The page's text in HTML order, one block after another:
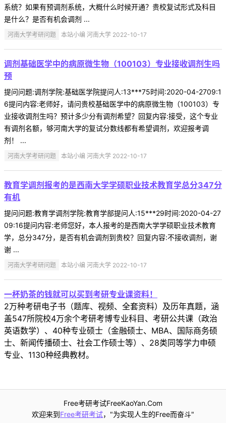
系统？如果有预调剂系统，大概什么时候开通？贵校复试形式及科目
是什么？是否有机会调剂 ...
河南大学考研问题 本站小编 河南大学 2022-10-17
调剂基础医学中的病原微生物（100103）专业接收调剂生吗
预
提问问题:调剂学院:基础医学院提问人:13***75时间:2020-04-2709:1
6提问内容:老师好，请问贵校基础医学中的病原微生物（100103）专
业接收调剂生吗？预计多少分有调剂希望？回复内容:接受，这个专业
有调剂名额，够河南大学的复试分数线都有希望调剂，欢迎报考调
剂！ ...
河南大学考研问题 本站小编 河南大学 2022-10-17
教育学调剂报考的是西南大学学硕职业技术教育学总分347分
有机
提问问题:教育学调剂学院:教育学部提问人:15***29时间:2020-04-27
09:16提问内容:老师您好，本人报考的是西南大学学硕职业技术教育
学，总分347分，是否有机会调剂到贵校？回复内容:不接收调剂，谢
谢 ...
河南大学考研问题 本站小编 河南大学 2022-10-17
一杯奶茶的钱就可以买到考研专业课资料！
2万种考研电子书（题库、视频、全套资料）及历年真题，涵
盖547所院校4万余个考研考博专业科目、考研公共课（政治
英语数学）、40种专业硕士（金融硕士、MBA、国际商务硕
士、新闻传播硕士、社会工作硕士等）、28类同等学力申硕
专业、1130种经典教材。
Free考研考试FreeKaoYan.Com
欢迎来到Free考研考试，"为实现人生的Free而奋斗"